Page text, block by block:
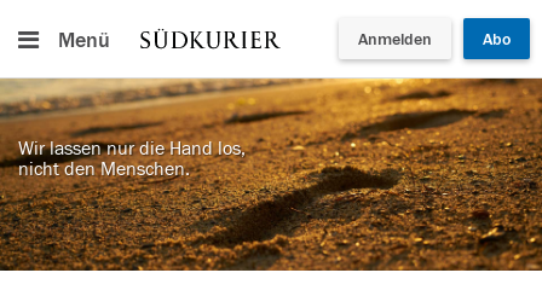
Menü Anmelden Abo
Wir lassen nur die Hand los,
nicht den Menschen.